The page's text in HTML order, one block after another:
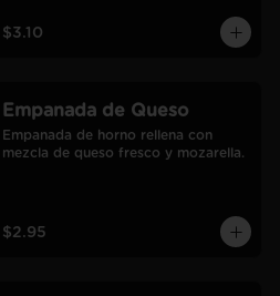
$3.10
Empanada de Queso
Empanada de horno rellena con
mezcla de queso fresco y mozarella.
$2.95